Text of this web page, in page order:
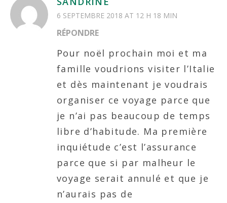
6 SEPTEMBRE 2018 AT 12 H 18 MIN
RÉPONDRE
Pour noël prochain moi et ma
famille voudrions visiter l’Italie
et dès maintenant je voudrais
organiser ce voyage parce que
je n’ai pas beaucoup de temps
libre d’habitude. Ma première
inquiétude c’est l’assurance
parce que si par malheur le
voyage serait annulé et que je
n’aurais pas de